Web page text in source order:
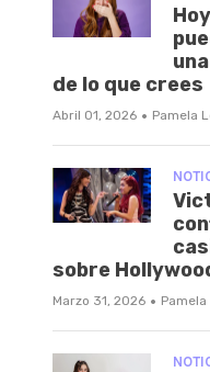
de lo que crees
Abril 01, 2026 · Pamela
sobre
Marzo 31, 2026 ·